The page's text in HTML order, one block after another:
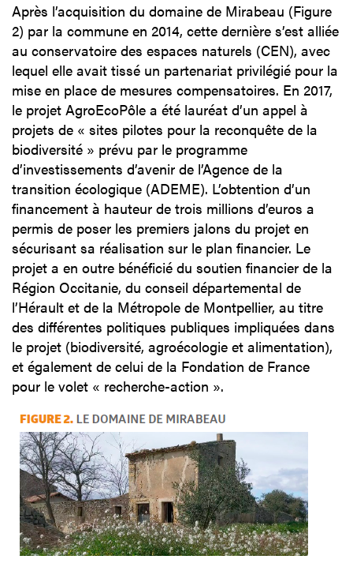
Après l’acquisition du domaine de Mirabeau (Figure
2) par la commune en 2014, cette dernière s’est alliée
au conservatoire des espaces naturels (CEN), avec
lequel elle avait tissé un partenariat privilégié pour la
mise en place de mesures compensatoires. En 2017,
le projet AgroEcoPôle a été lauréat d’un appel à
projets de « sites pilotes pour la reconquête de la
biodiversité » prévu par le programme
d’investissements d’avenir de l’Agence de la
transition écologique (ADEME). L’obtention d’un
financement à hauteur de trois millions d’euros a
permis de poser les premiers jalons du projet en
sécurisant sa réalisation sur le plan financier. Le
projet a en outre bénéficié du soutien financier de la
Région Occitanie, du conseil départemental de
l’Hérault et de la Métropole de Montpellier, au titre
des différentes politiques publiques impliquées dans
le projet (biodiversité, agroécologie et alimentation),
et également de celui de la Fondation de France
pour le volet « recherche-action ».